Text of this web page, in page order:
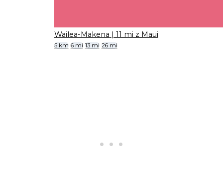
Wailea-Makena | 11 mi z Maui
5 km 6 mi 13 mi 26 mi